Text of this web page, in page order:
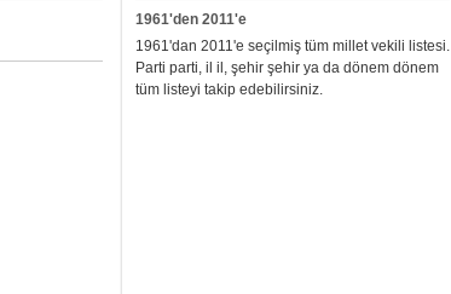
1961'den 2011'e
1961'dan 2011'e seçilmiş tüm millet vekili listesi.
Parti parti, il il, şehir şehir ya da dönem dönem
tüm listeyi takip edebilirsiniz.